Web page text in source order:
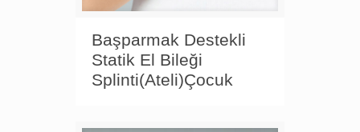
Başparmak Destekli
Statik El Bileği
Splinti(Ateli)Çocuk